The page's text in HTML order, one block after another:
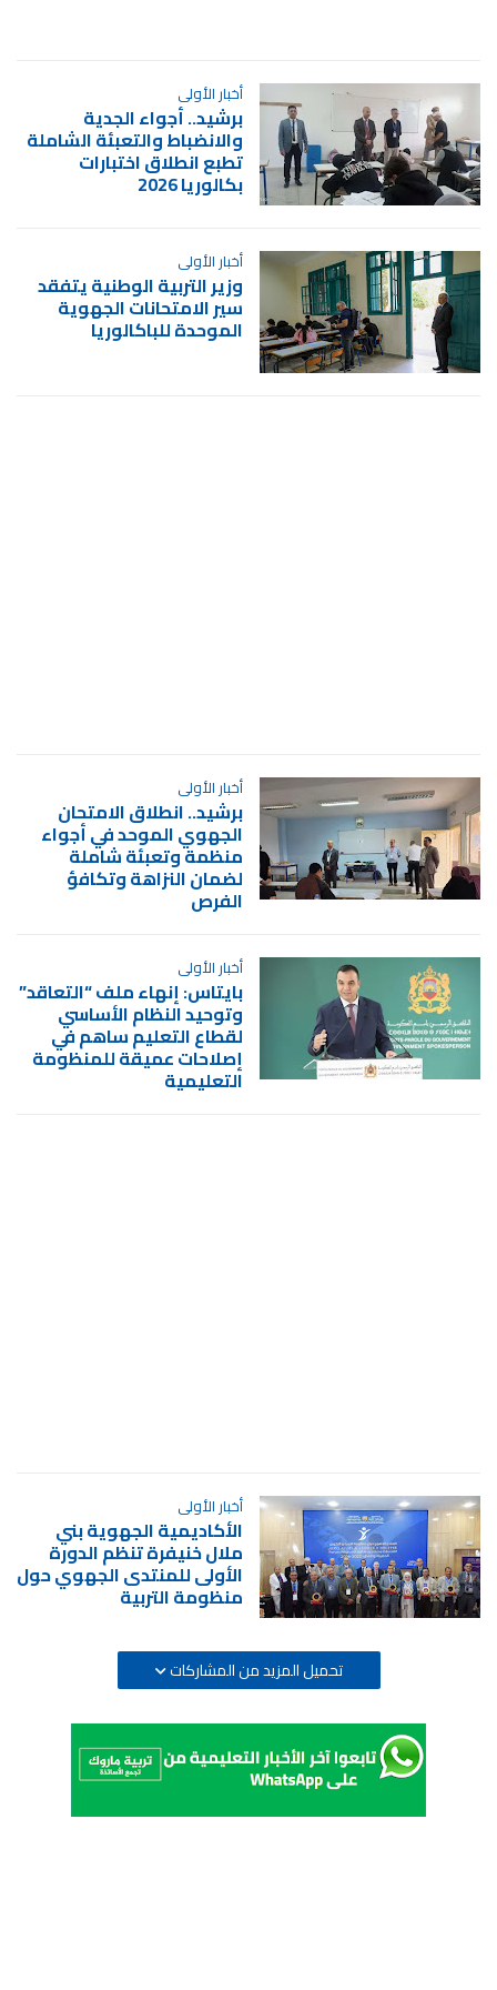
أخبار الأولى
برشيد.. أجواء الجدية
والانضباط والتعبئة الشاملة
تطبع انطلاق اختبارات
بكالوريا 2026
أخبار الأولى
وزير التربية الوطنية يتفقد
سير الامتحانات الجهوية
الموحدة للباكالوريا
أخبار الأولى
برشيد.. انطلاق الامتحان
الجهوي الموحد في أجواء
منظمة وتعبئة شاملة
لضمان النزاهة وتكافؤ
الفرص
أخبار الأولى
بايتاس: إنهاء ملف “التعاقد”
وتوحيد النظام الأساسي
لقطاع التعليم ساهم في
إصلاحات عميقة للمنظومة
التعليمية
أخبار الأولى
الأكاديمية الجهوية بني
ملال خنيفرة تنظم الدورة
الأولى للمنتدى الجهوي حول
منظومة التربية
تحميل المزيد من المشاركات